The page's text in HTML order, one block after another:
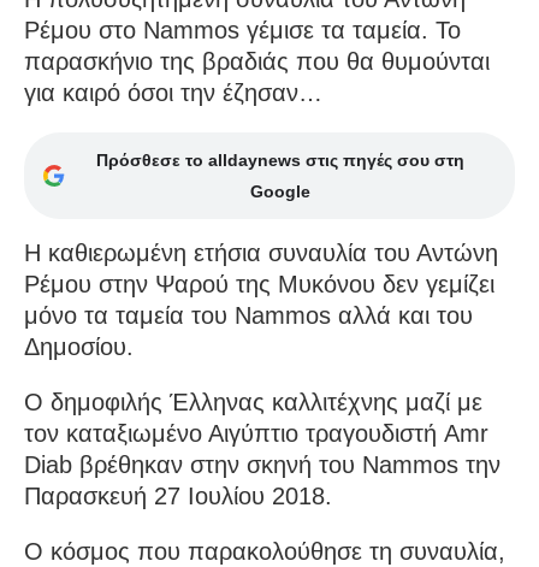
Ρέμου στο Nammos γέμισε τα ταμεία. Το
παρασκήνιο της βραδιάς που θα θυμούνται
για καιρό όσοι την έζησαν…
Πρόσθεσε το alldaynews στις πηγές σου στη
Google
Η καθιερωμένη ετήσια συναυλία του Αντώνη
Ρέμου στην Ψαρού της Μυκόνου δεν γεμίζει
μόνο τα ταμεία του Νammos αλλά και του
Δημοσίου.
Ο δημοφιλής Έλληνας καλλιτέχνης μαζί με
τον καταξιωμένο Αιγύπτιο τραγουδιστή Amr
Diab βρέθηκαν στην σκηνή του Nammos την
Παρασκευή 27 Ιουλίου 2018.
Ο κόσμος που παρακολούθησε τη συναυλία,